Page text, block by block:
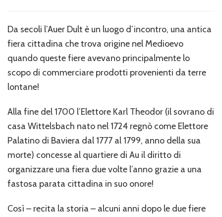
Da secoli l’Auer Dult è un luogo d’incontro, una antica
fiera cittadina che trova origine nel Medioevo
quando queste fiere avevano principalmente lo
scopo di commerciare prodotti provenienti da terre
lontane!
Alla fine del 1700 l’Elettore Karl Theodor (il sovrano di
casa Wittelsbach nato nel 1724 regnò come Elettore
Palatino di Baviera dal 1777 al 1799, anno della sua
morte) concesse al quartiere di Au il diritto di
organizzare una fiera due volte l’anno grazie a una
fastosa parata cittadina in suo onore!
Così – recita la storia – alcuni anni dopo le due fiere